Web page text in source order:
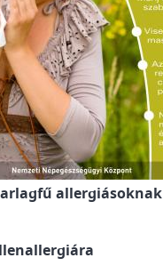
allergiásoknak